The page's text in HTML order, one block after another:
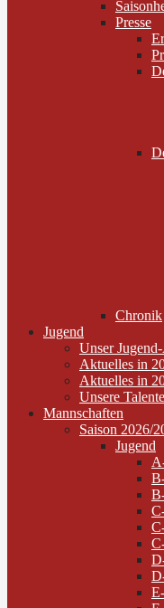
Presse
Chronik
Jugend
Unser
Aktuelles in
Aktuelles in
Unsere Talente
Mannschaften
Saison 2026/
Jugend